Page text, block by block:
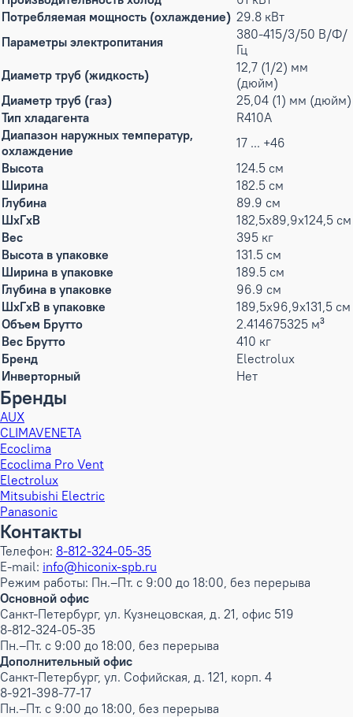
Потребляемая мощность (охлаждение) 29.8 кВт
Параметры электропитания
380-415/3/50 В/Ф/
Гц
Диаметр труб (жидкость)
12,7 (1/2) мм
(дюйм)
Диаметр труб (газ)
25,04 (1) мм (дюйм)
Тип хладагента
R410A
Диапазон наружных температур,
охлаждение
17 ... +46
Высота
124.5 см
Ширина
182.5 см
Глубина
89.9 см
ШxГxВ
182,5x89,9x124,5 см
Вес
395 кг
Высота в упаковке
131.5 см
Ширина в упаковке
189.5 см
Глубина в упаковке
96.9 см
ШxГxВ в упаковке
189,5x96,9x131,5 см
Объем Брутто
2.414675325 м³
Вес Брутто
410 кг
Бренд
Electrolux
Инверторный
Нет
Бренды
AUX
CLIMAVENETA
Ecoclima
Ecoclima Pro Vent
Electrolux
Mitsubishi Electric
Panasonic
Контакты
Телефон: 8-812-324-05-35
E-mail: info@hiconix-spb.ru
Режим работы: Пн.–Пт. с 9:00 до 18:00, без перерыва
Основной офис
Санкт-Петербург, ул. Кузнецовская, д. 21, офис 519
8-812-324-05-35
Пн.–Пт. с 9:00 до 18:00, без перерыва
Дополнительный офис
Санкт-Петербург, ул. Софийская, д. 121, корп. 4
8-921-398-77-17
Пн.–Пт. с 9:00 до 18:00, без перерыва